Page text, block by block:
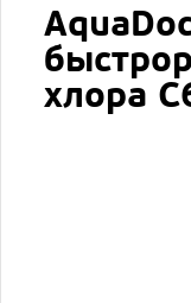
хлора